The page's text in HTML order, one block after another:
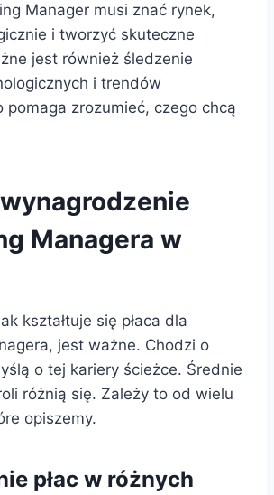
Manager musi znać rynek,
i tworzyć skuteczne
jest również śledzenie
i trendów
pomaga zrozumieć, czego chcą
Managera w
kształtuje się płaca dla
jest ważne. Chodzi o
o tej kariery ścieżce. Średnie
różnią się. Zależy to od wielu
opiszemy.
płac w różnych